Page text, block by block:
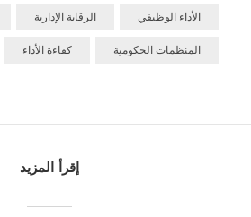
الأداء الوظيفي الرقابة الإدارية
المنظمات الحكومية كفاءة الأداء
إقرأ المزيد